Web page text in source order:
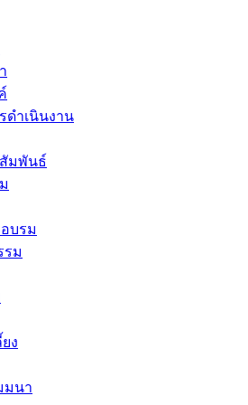
ดำเนินงาน
มพันธ์
บรม
รม
ง
มนา